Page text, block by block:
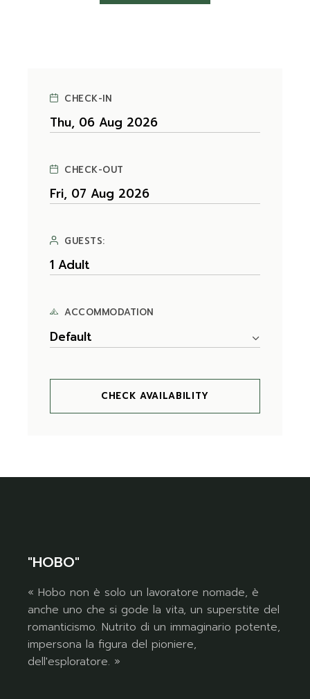
CHECK-IN
CHECK-OUT
GUESTS:
ACCOMMODATION
Default
CHECK AVAILABILITY
"HOBO"
« Hobo non è solo un lavoratore nomade, è
anche uno che si gode la vita, un superstite del
romanticismo. Nutrito di un immaginario potente,
impersona la figura del pioniere,
dell'esploratore. »